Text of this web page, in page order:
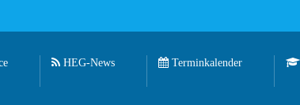
HEG-News Terminkalender